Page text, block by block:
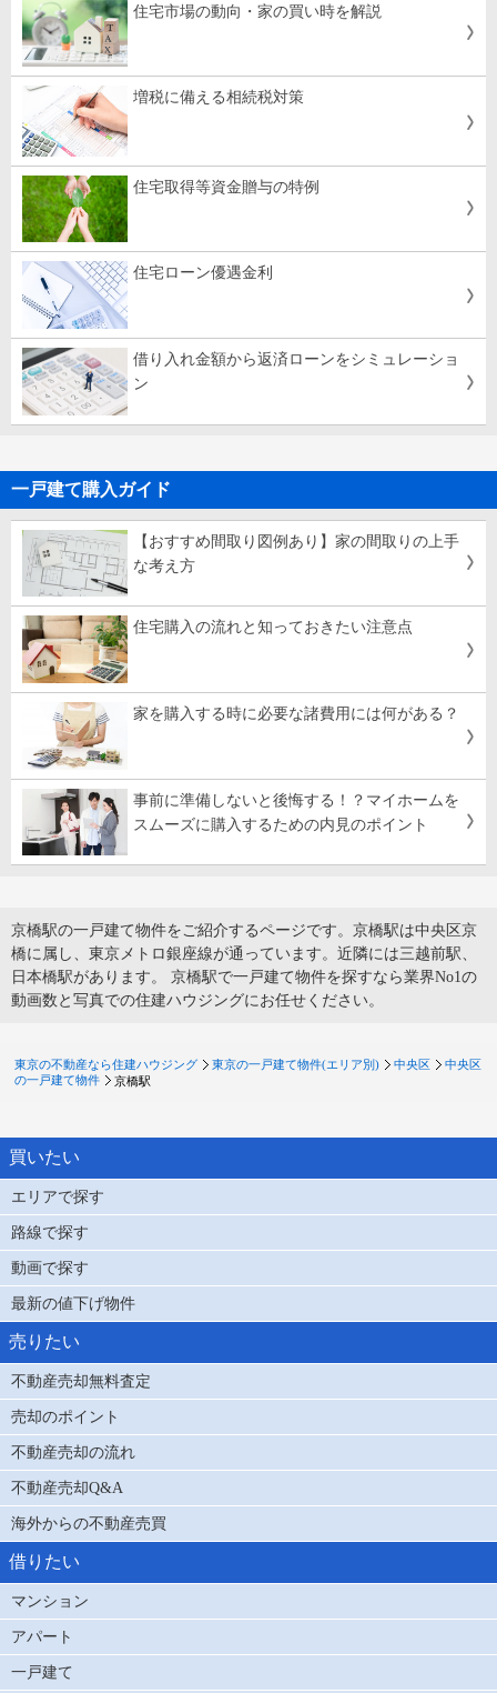
住宅市場の動向・家の買い時を解説
増税に備える相続税対策
住宅取得等資金贈与の特例
住宅ローン優遇金利
借り入れ金額から返済ローンをシミュレーショ
ン
一戸建て購入ガイド
【おすすめ間取り図例あり】家の間取りの上手
な考え方
住宅購入の流れと知っておきたい注意点
家を購入する時に必要な諸費用には何がある？
事前に準備しないと後悔する！？マイホームを
スムーズに購入するための内見のポイント
京橋駅の一戸建て物件をご紹介するページです。京橋駅は中央区京
橋に属し、東京メトロ銀座線が通っています。近隣には三越前駅、
日本橋駅があります。 京橋駅で一戸建て物件を探すなら業界No1の
動画数と写真での住建ハウジングにお任せください。
東京の不動産なら住建ハウジング 東京の一戸建て物件(エリア別) 中央区
中央区
の一戸建て物件
京橋駅
買いたい
エリアで探す
路線で探す
動画で探す
最新の値下げ物件
売りたい
不動産売却無料査定
売却のポイント
不動産売却の流れ
不動産売却Q&A
海外からの不動産売買
借りたい
マンション
アパート
一戸建て